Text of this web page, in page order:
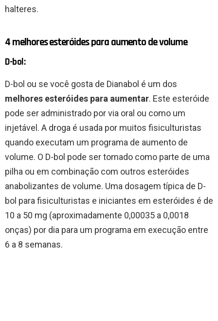
halteres.
4 melhores esteróides para aumento de volume
D-bol:
D-bol ou se você gosta de Dianabol é um dos
melhores esteróides para aumentar. Este esteróide
pode ser administrado por via oral ou como um
injetável. A droga é usada por muitos fisiculturistas
quando executam um programa de aumento de
volume. O D-bol pode ser tomado como parte de uma
pilha ou em combinação com outros esteróides
anabolizantes de volume. Uma dosagem típica de D-
bol para fisiculturistas e iniciantes em esteróides é de
10 a 50 mg (aproximadamente 0,00035 a 0,0018
onças) por dia para um programa em execução entre
6 a 8 semanas.